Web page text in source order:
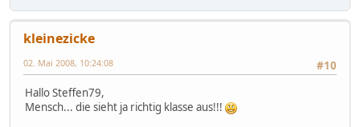
kleinezicke
#10
02. Mai 2008, 10:24:08
Hallo Steffen79,
Mensch... die sieht ja richtig klasse aus!!!